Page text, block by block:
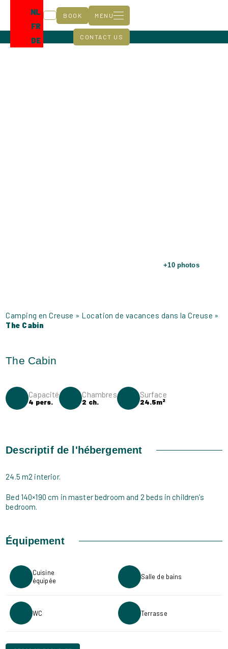
NL
FR
DE
CONTACT US
BOOK MENU
+10 photos
Camping en Creuse » Location de vacances dans la Creuse »
The Cabin
Capacité
4 pers.
Chambres
2 ch.
Surface
24.5m²
Descriptif de l'hébergement
24.5 m2 interior.
Bed 140×190 cm in master bedroom and 2 beds in children’s
bedroom.
Équipement
Cuisine
équipée
Salle de bains
WC Terrasse